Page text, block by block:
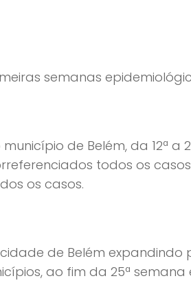
semanas
de Belém, da 12ª
todos os
os casos.
de Belém
ao fim da 25ª